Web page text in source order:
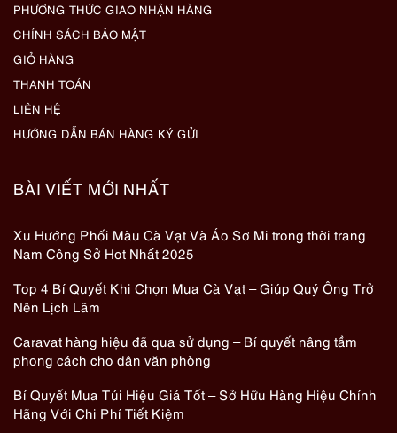
PHƯƠNG THỨC GIAO NHẬN HÀNG
CHÍNH SÁCH BẢO MẬT
GIỎ HÀNG
THANH TOÁN
LIÊN HỆ
HƯỚNG DẪN BÁN HÀNG KÝ GỬI
BÀI VIẾT MỚI NHẤT
Xu Hướng Phối Màu Cà Vạt Và Áo Sơ Mi trong thời trang
Nam Công Sở Hot Nhất 2025
Top 4 Bí Quyết Khi Chọn Mua Cà Vạt – Giúp Quý Ông Trở
Nên Lịch Lãm
Caravat hàng hiệu đã qua sử dụng – Bí quyết nâng tầm
phong cách cho dân văn phòng
Bí Quyết Mua Túi Hiệu Giá Tốt – Sở Hữu Hàng Hiệu Chính
Hãng Với Chi Phí Tiết Kiệm